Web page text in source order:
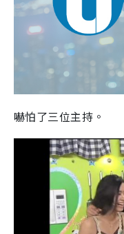
嚇怕了三位主持。